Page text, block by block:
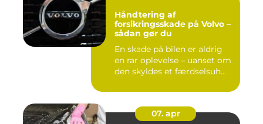
Håndtering af
forsikringsskade på Volvo –
sådan gør du
En skade på bilen er aldrig
en rar oplevelse – uanset om
den skyldes et færdselsuh...
07. apr